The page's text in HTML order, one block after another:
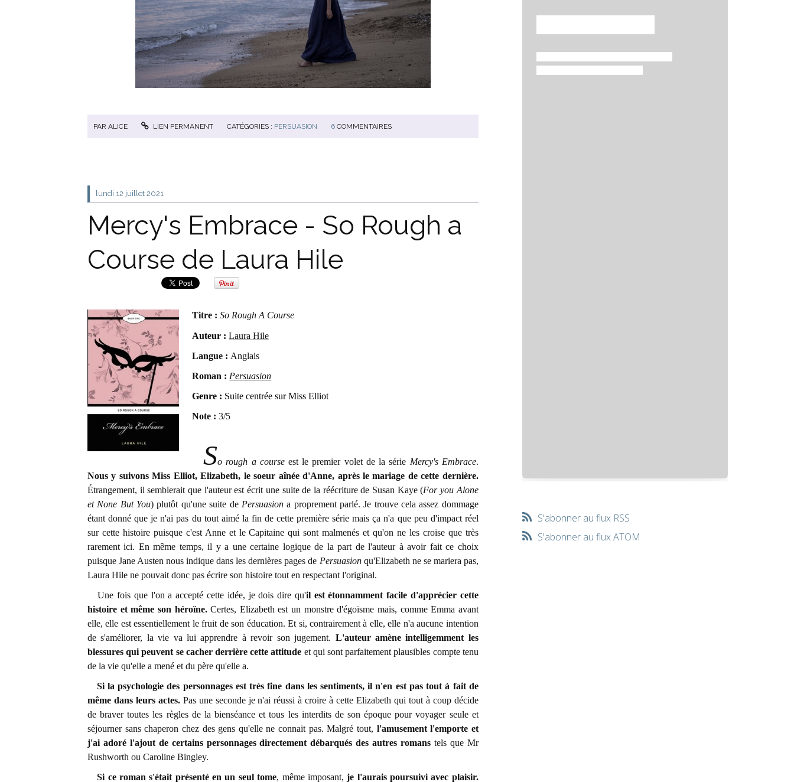
PAR ALICE LIEN PERMANENT CATÉGORIES : PERSUASION 6 COMMENTAIRES
lundi 12 juillet 2021
Mercy's Embrace - So Rough a
Course de Laura Hile
Titre :So Rough A Course
Auteur :Laura Hile
Langue : Anglais
Roman : Persuasion
Genre : Suite centrée sur Miss Elliot
Note : 3/5
So rough a courseest le premier volet de la série Mercy's Embrace.
Nous y suivons Miss Elliot, Elizabeth, le soeur aînée d'Anne, après le mariage de cette dernière.
Étrangement, il semblerait que l'auteur est écrit une suite de la réécriture de Susan Kaye (For you Alone
et None But You) plutôt qu'une suite de Persuasiona proprement parlé. Je trouve cela assez dommage
étant donné que je n'ai pas du tout aimé la fin de cette première série mais ça n'a que peu d'impact réel
sur cette histoire puisque c'est Anne et le Capitaine qui sont malmenés et qu'on ne les croise que très
rarement ici. En même temps, il y a une certaine logique de la part de l'auteur à avoir fait ce choix
puisque Jane Austen nous indique dans les dernières pages de Persuasionqu'Elizabeth ne se mariera pas,
Laura Hile ne pouvait donc pas écrire son histoire tout en respectant l'original.
Une fois que l'on a accepté cette idée, je dois dire qu'il est étonnamment facile d'apprécier cette
histoire et même son héroïne.Certes, Elizabeth est un monstre d'égoïsme mais, comme Emma avant
elle, elle est essentiellement le fruit de son éducation. Et si, contrairement à elle, elle n'a aucune intention
de s'améliorer, la vie va lui apprendre à revoir son jugement. L'auteur amène intelligemment les
blessures qui peuvent se cacher derrière cette attitude et qui sont parfaitement plausibles compte tenu
de la vie qu'elle a mené et du père qu'elle a.
Si la psychologie des personnages est très fine dans les sentiments, il n'en est pas tout à fait de
même dans leurs actes.Pas une seconde je n'ai réussi à croire à cette Elizabeth qui tout à coup décide
de braver toutes les règles de la bienséance et tous les interdits de son époque pour voyager seule et
séjourner sans chaperon chez des gens qu'elle ne connait pas. Malgré tout, l'amusement l'emporte et
j'ai adoré l'ajout de certains personnages directement débarqués des autres romans tels que Mr
Rushworth ou Caroline Bingley.
Si ce roman s'était présenté en un seul tome, même imposant,je l'aurais poursuivi avec plaisir.
S'abonner au flux RSS
S'abonner au flux ATOM